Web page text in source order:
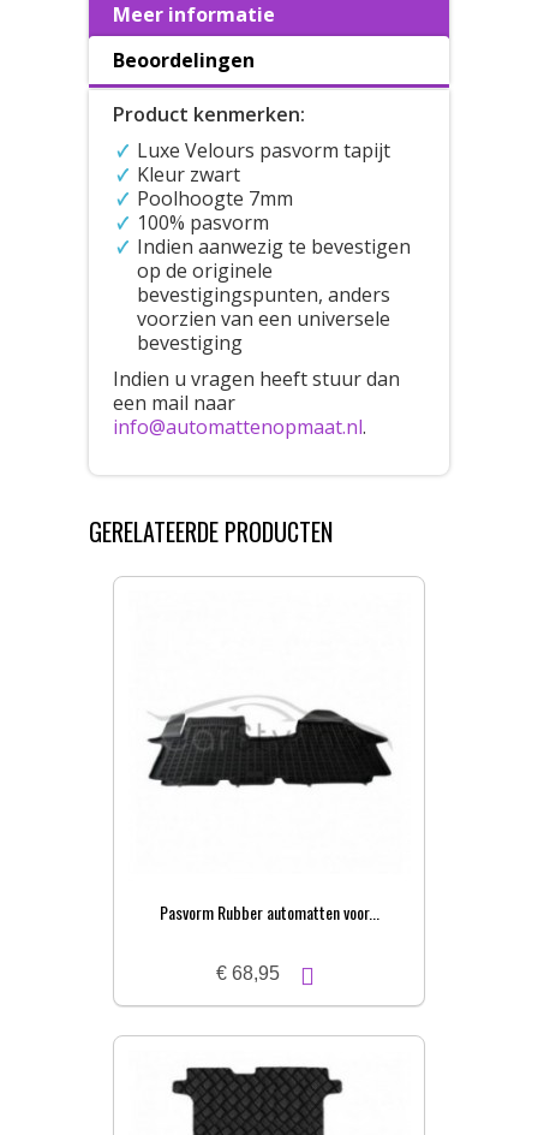
Meer informatie
Beoordelingen
Product kenmerken:
Luxe Velours pasvorm tapijt
Kleur zwart
Poolhoogte 7mm
100% pasvorm
Indien aanwezig te bevestigen
op de originele
bevestigingspunten, anders
voorzien van een universele
bevestiging
Indien u vragen heeft stuur dan
een mail naar
info@automattenopmaat.nl.
GERELATEERDE PRODUCTEN
Pasvorm Rubber automatten voor...
€ 68,95